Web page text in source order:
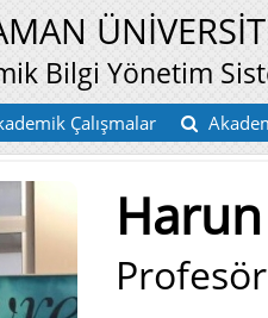
Bilgi Yönetim
Çalışmalar
Harun